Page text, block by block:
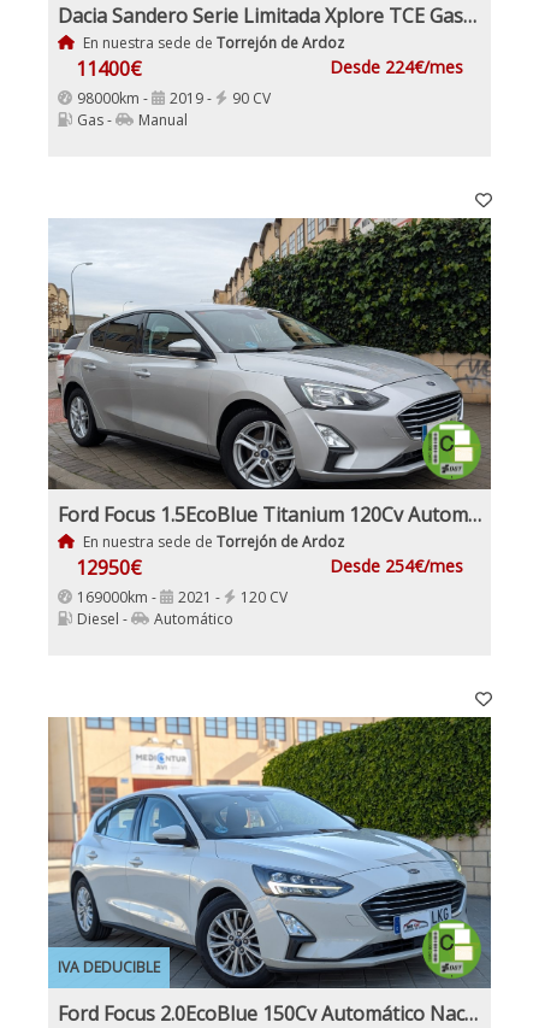
Dacia Sandero Serie Limitada Xplore TCE Gasolina y GLP
En nuestra sede de Torrejón de Ardoz
11400€ Desde 224€/mes
98000km - 2019 -
90 CV
Gas -
Manual
Ford Focus 1.5EcoBlue Titanium 120Cv Automático
En nuestra sede de Torrejón de Ardoz
12950€ Desde 254€/mes
169000km - 2021 -
120 CV
Diesel -
Automático
IVA DEDUCIBLE
Ford Focus 2.0EcoBlue 150Cv Automático Nacional IVA y Garantía Incl